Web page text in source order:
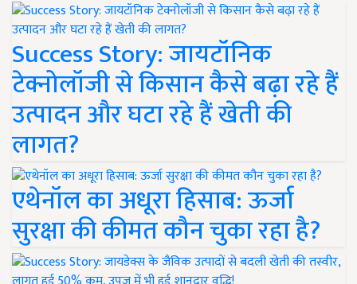
Success Story: जायटॉनिक
टेक्नोलॉजी से किसान कैसे बढ़ा रहे हैं
उत्पादन और घटा रहे हैं खेती की
लागत?
एथेनॉल का अधूरा हिसाब: ऊर्जा
सुरक्षा की कीमत कौन चुका रहा है?